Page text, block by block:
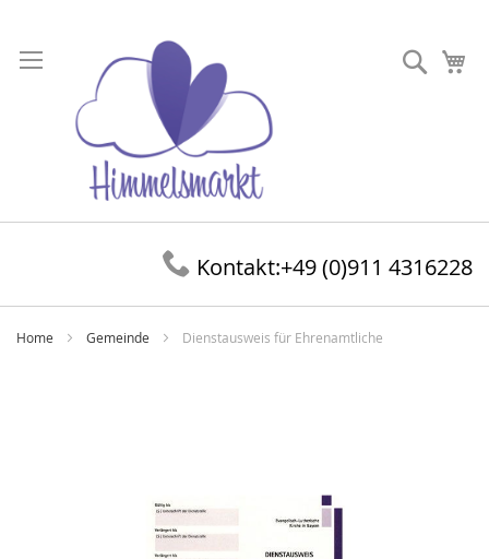
zum
Inhalt
Suche
Kontakt:+49 (0)911 4316228
Home Gemeinde Dienstausweis für Ehrenamtliche